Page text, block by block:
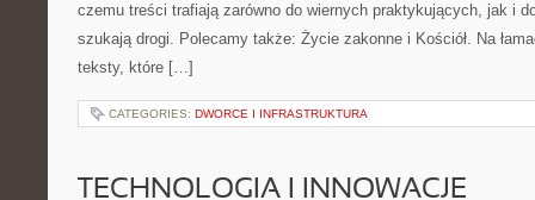
czemu treści trafiają zarówno do wiernych praktykujących, jak i
szukają drogi. Polecamy także: Życie zakonne i Kościół. Na
teksty, które […]
CATEGORIES: DWORCE I INFRASTRUKTURA
TECHNOLOGIA I INNOWACJE